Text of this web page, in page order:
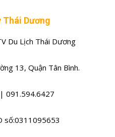
Thái Dương
Du Lịch Thái Dương
13, Quận Tân Bình.
091.594.6427
số:0311095653